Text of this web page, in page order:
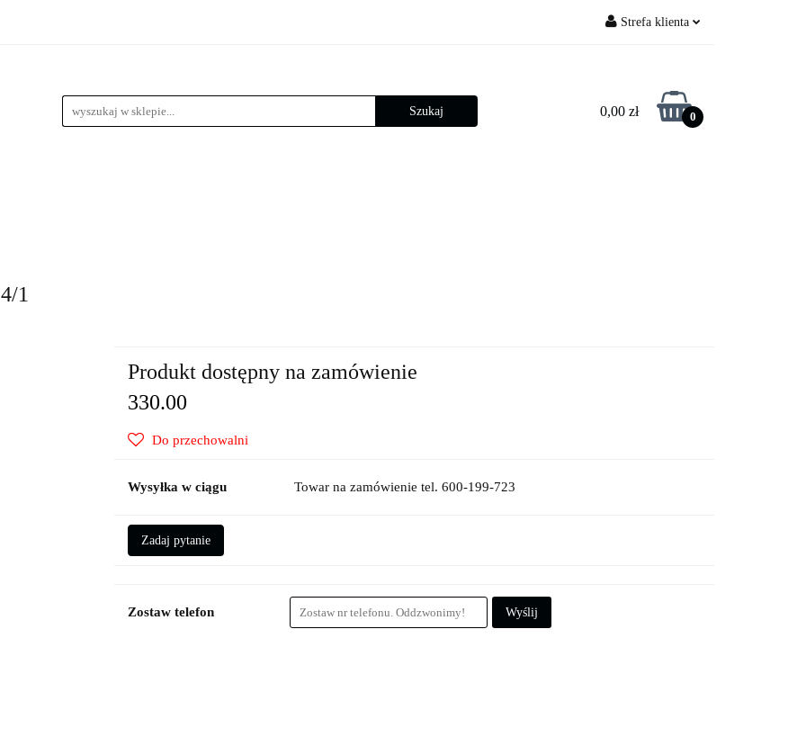
Strefa klienta
Zarejestruj się
Dodaj zgłoszenie
0,00 zł 0
Złącza słupowe Kosze zbrojeniowe
1
Produkt dostępny na zamówienie
330.00
Do przechowalni
Wysyłka w ciągu Towar na zamówienie tel. 600-199-723
Zadaj pytanie
Zostaw telefon Wyślij